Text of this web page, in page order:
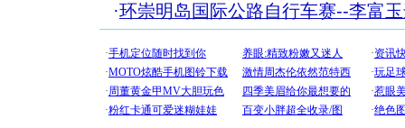
·环崇明岛国际公路自行车赛--李富
[圣诞节]